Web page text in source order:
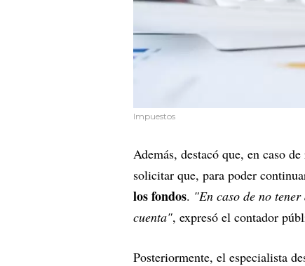
Impuestos
Además, destacó que, en caso
solicitar que, para poder
los fondos. "En caso de no
cuenta", expresó el contador
Posteriormente, el especialista